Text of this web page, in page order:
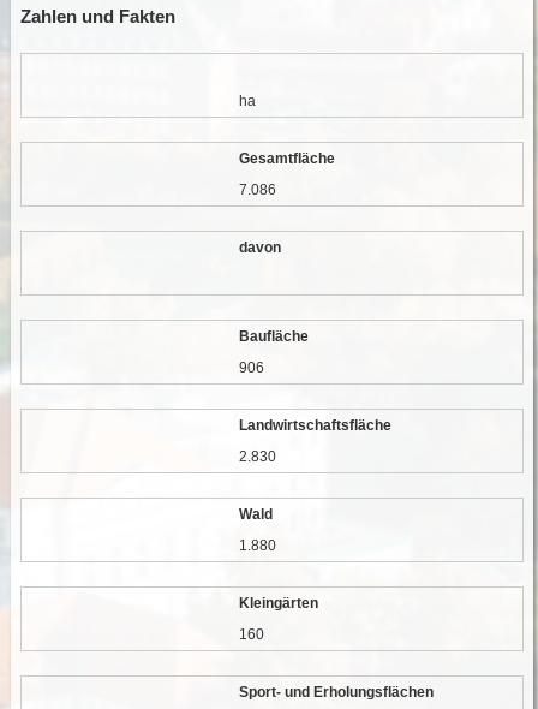
Zahlen und Fakten
ha
Gesamtfläche
7.086
davon
Baufläche
906
Landwirtschaftsfläche
2.830
Wald
1.880
Kleingärten
160
Sport- und Erholungsflächen